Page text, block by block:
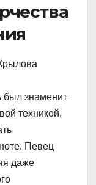
был знаменит
техникой,
Певец
даже